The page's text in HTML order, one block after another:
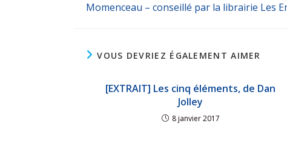
Momenceau – conseillé par la librairie Les
VOUS DEVRIEZ ÉGALEMENT AIMER
[EXTRAIT] Les cinq éléments, de Dan
Jolley
8 janvier 2017